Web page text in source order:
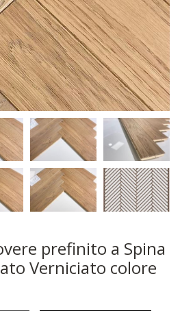
prefinito a Spina
Verniciato colore